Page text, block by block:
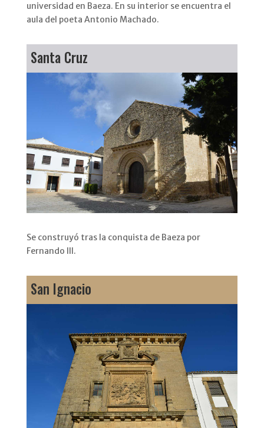
universidad en Baeza. En su interior se encuentra el
aula del poeta Antonio Machado.
Santa Cruz
Se construyó tras la conquista de Baeza por
Fernando III.
San Ignacio